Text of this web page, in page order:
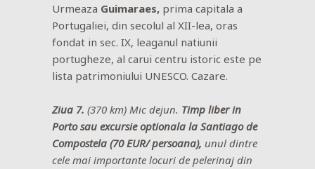
Urmeaza Guimaraes, prima capitala a
Portugaliei, din secolul al XII-lea, oras
fondat in sec. IX, leaganul natiunii
portugheze, al carui centru istoric este pe
lista patrimoniului UNESCO. Cazare.
Ziua 7. (370 km) Mic dejun. Timp liber in
Porto sau excursie optionala la Santiago de
Compostela (70 EUR/ persoana), unul dintre
cele mai importante locuri de pelerinaj din